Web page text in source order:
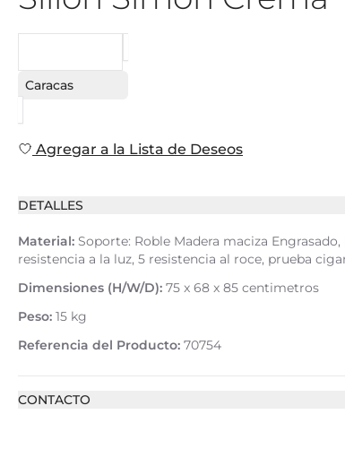
Caracas
Agregar a la Lista de Deseos
DETALLES
Material: Soporte: Roble Madera maciza
resistencia a la luz, 5 resistencia al roce, prueba
Dimensiones (H/W/D): 75 x 68 x 85 centimetros
Peso: 15 kg
Referencia del Producto: 70754
CONTACTO